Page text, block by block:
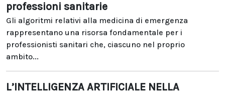
professioni sanitarie
Gli algoritmi relativi alla medicina di emergenza
rappresentano una risorsa fondamentale per i
professionisti sanitari che, ciascuno nel proprio
ambito...
L’INTELLIGENZA ARTIFICIALE NELLA